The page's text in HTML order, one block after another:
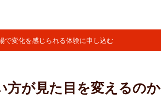
で変化を感じられる体験に申し込む
方が見た目を変えるのか